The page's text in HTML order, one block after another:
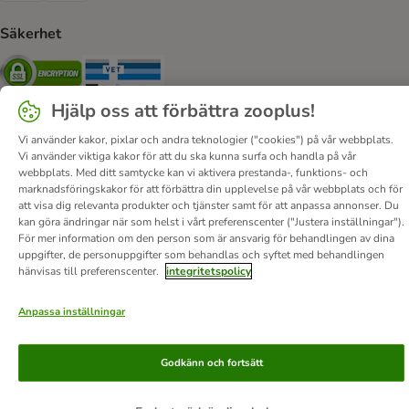
Säkerhet
Security
Om oss Karriär Corporate Website
Om företaget
Villkor
DSA Ångra avtalet här Betalningssätt
Leverans
Dataskydd
Tillgänglighetspolicy
© zooplus SE 2026
Hjälp oss att förbättra zooplus!
Vi använder kakor, pixlar och andra teknologier ("cookies") på vår webbplats.
Vi använder viktiga kakor för att du ska kunna surfa och handla på vår
webbplats. Med ditt samtycke kan vi aktivera prestanda-, funktions- och
marknadsföringskakor för att förbättra din upplevelse på vår webbplats och för
att visa dig relevanta produkter och tjänster samt för att anpassa annonser. Du
kan göra ändringar när som helst i vårt preferenscenter ("Justera inställningar").
För mer information om den person som är ansvarig för behandlingen av dina
uppgifter, de personuppgifter som behandlas och syftet med behandlingen
hänvisas till preferenscenter. integritetspolicy
Anpassa inställningar
Godkänn och fortsätt